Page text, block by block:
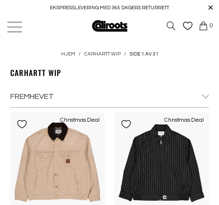
EKSPRESSLEVERING MED 365 DAGERS RETURRETT
0
HJEM / CARHARTT WIP / SIDE 1 AV 31
CARHARTT WIP
Christmas Deal Christmas Deal